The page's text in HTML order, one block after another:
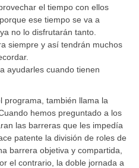
el tiempo con ellos
ese tiempo se va a
no lo disfrutarán tanto.
siempre y así tendrán muchos
ayudarles cuando tienen
programa, también llama la
hemos preguntado a los
las barreras que les impedía
patente la división de roles de
barrera objetiva y compartida,
el contrario, la doble jornada a